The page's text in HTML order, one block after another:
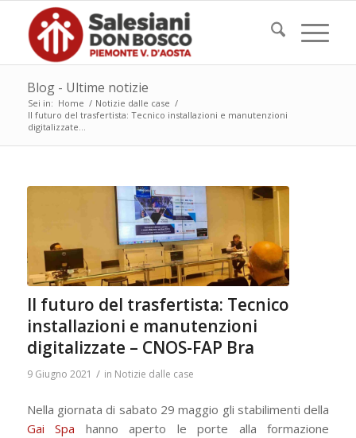
Blog - Ultime notizie
Sei in: Home / Notizie dalle case /
Il futuro del trasfertista: Tecnico installazioni e manutenzioni
digitalizzate...
Il futuro del trasfertista: Tecnico
installazioni e manutenzioni
digitalizzate – CNOS-FAP Bra
9 Giugno 2021 / in Notizie dalle case
Nella giornata di sabato 29 maggio gli stabilimenti della
Gai Spa hanno aperto le porte alla formazione